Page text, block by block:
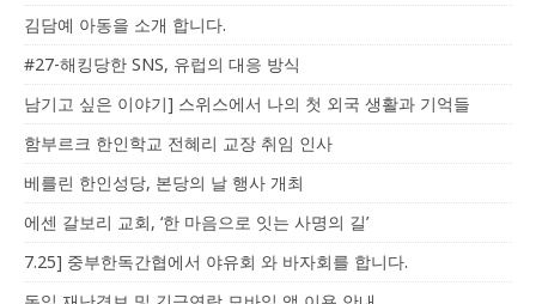
김담예 아동을 소개 합니다.
#27-해킹당한 SNS, 유럽의 대응 방식
남기고 싶은 이야기] 스위스에서 나의 첫 외국 생활과 기억들
함부르크 한인학교 전혜리 교장 취임 인사
베를린 한인성당, 본당의 날 행사 개최
에센 갈보리 교회, ‘한 마음으로 잇는 사명의 길’
7.25] 중부한독간협에서 야유회 와 바자회를 합니다.